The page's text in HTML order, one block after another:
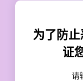
为了防
证
请